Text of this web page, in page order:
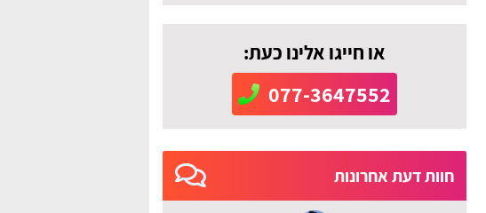
או חייגו אלינו כעת:
077-3647552
חוות דעת אחרונות